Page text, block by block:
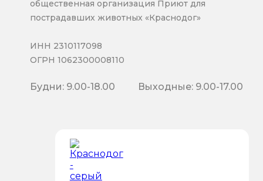
общественная организация Приют для
пострадавших животных «Краснодог»
ИНН 2310117098
ОГРН 1062300008110
Будни: 9.00-18.00 Выходные: 9.00-17.00